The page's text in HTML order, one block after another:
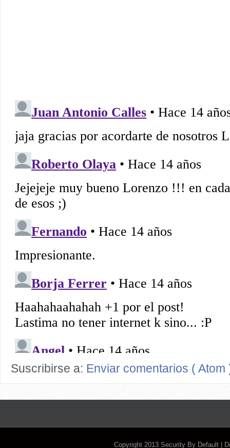
Suscribirse a: Enviar comentarios ( Atom
Copyright 2013 Security By Default |